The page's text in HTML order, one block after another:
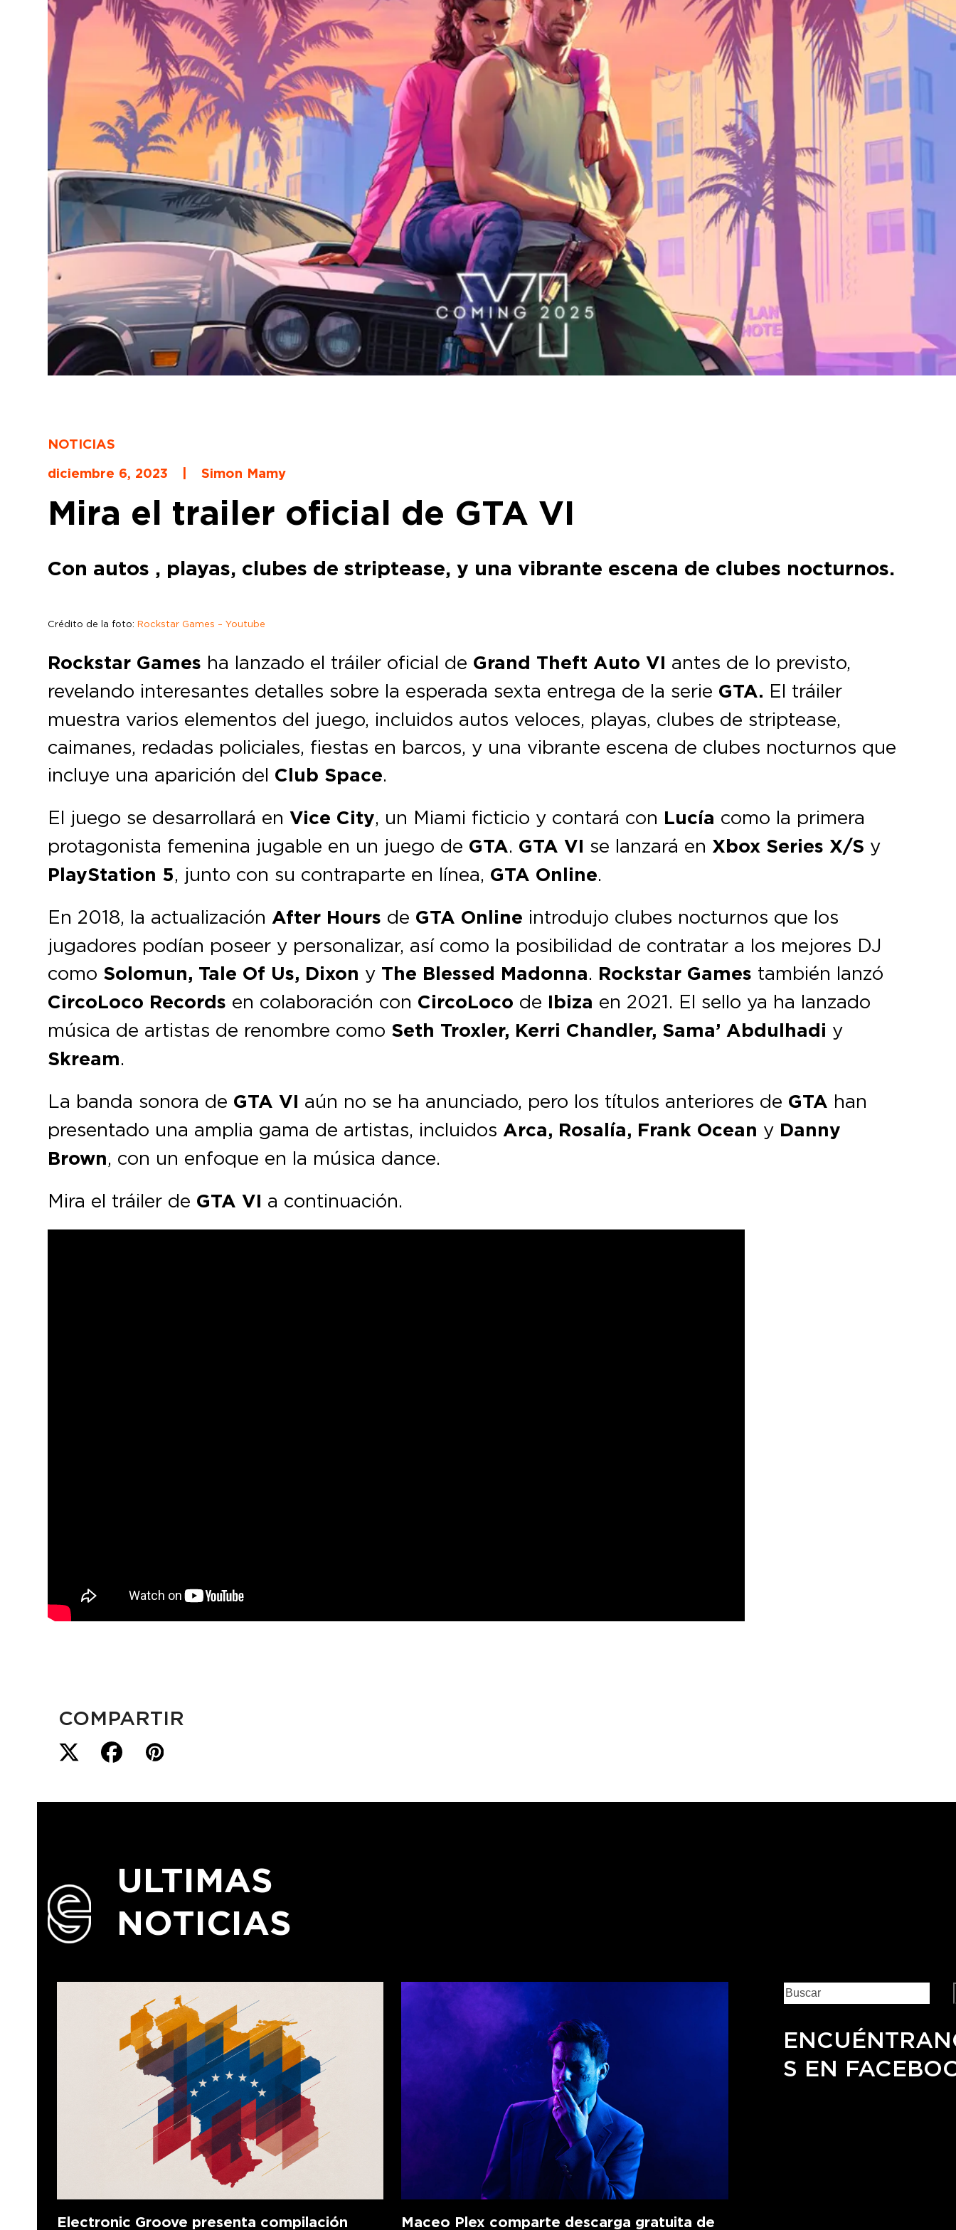
NOTICIAS
diciembre 6, 2023
Simon Mamy
Mira el trailer oficial de GTA VI
Con autos , playas, clubes de striptease, y una vibrante escena de clubes nocturnos.
Crédito de la foto:Rockstar Games – Youtube
Rockstar Games ha lanzado el tráiler oficial de Grand Theft Auto VI antes de lo previsto,
revelando interesantes detalles sobre la esperada sexta entrega de la serie GTA. El tráiler
muestra varios elementos del juego, incluidos autos veloces, playas, clubes de striptease,
caimanes, redadas policiales, fiestas en barcos, y una vibrante escena de clubes nocturnos que
incluye una aparición del Club Space.
El juego se desarrollará enVice City, un Miami ficticio y contará con Lucía como la primera
protagonista femenina jugable en un juego de GTA. GTA VI se lanzará en Xbox Series X/S y
PlayStation 5, junto con su contraparte en línea, GTA Online.
En 2018, la actualización After Hours de GTA Online introdujo clubes nocturnos que los
jugadores podían poseer y personalizar, así como la posibilidad de contratar a los mejores DJ
como Solomun, Tale Of Us, Dixon y The Blessed Madonna. Rockstar Games también lanzó
CircoLoco Records en colaboración con CircoLoco de Ibiza en 2021. El sello ya ha lanzado
música de artistas de renombre como Seth Troxler, Kerri Chandler, Sama’ Abdulhadi y
Skream.
La banda sonora de GTA VI aún no se ha anunciado, pero los títulos anteriores de GTA han
presentado una amplia gama de artistas, incluidosArca, Rosalía, Frank Ocean y Danny
Brown, con un enfoque en la música dance.
Mira el tráiler de GTA VI a continuación.
COMPARTIR
ULTIMAS
NOTICIAS
Electronic Groove presenta compilación Maceo Plex comparte descarga gratuita de
S EN